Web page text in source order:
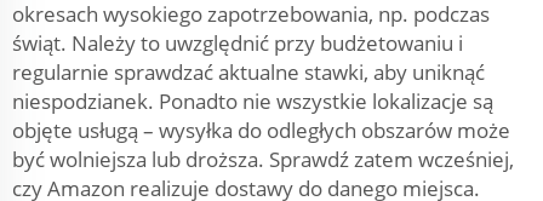
okresach wysokiego zapotrzebowania, np. podczas
świąt. Należy to uwzględnić przy budżetowaniu i
regularnie sprawdzać aktualne stawki, aby uniknąć
niespodzianek. Ponadto nie wszystkie lokalizacje są
objęte usługą – wysyłka do odległych obszarów może
być wolniejsza lub droższa. Sprawdź zatem wcześniej,
czy Amazon realizuje dostawy do danego miejsca.